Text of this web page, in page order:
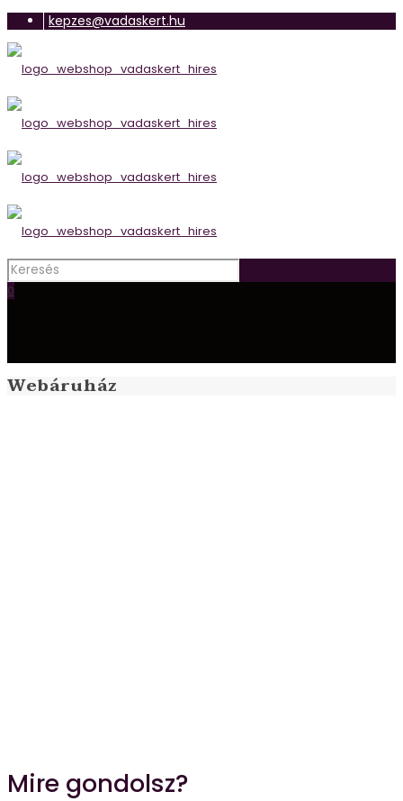
kepzes@vadaskert.hu
0
Webáruház
Mire gondolsz?